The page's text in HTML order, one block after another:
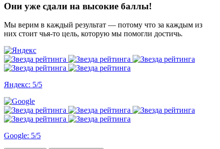
Они уже сдали на высокие баллы!
Мы верим в каждый результат — потому что за каждым из
них стоит чья-то цель, которую мы помогли достичь.
Яндекс: 5/5
Google: 5/5